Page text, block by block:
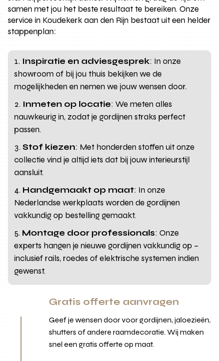
samen met jou het beste resultaat te bereiken. Onze
service in Koudekerk aan den Rijn bestaat uit een helder
stappenplan:
Inspiratie en adviesgesprek: In onze
showroom of bij jou thuis bekijken we de
mogelijkheden en nemen we jouw wensen door.
Inmeten op locatie: We meten alles
nauwkeurig in, zodat je gordijnen straks perfect
passen.
Stof kiezen: Met honderden stoffen uit onze
collectie vind je altijd iets dat bij jouw interieurstijl
aansluit.
Handgemaakt op maat: In onze
Nederlandse werkplaats worden de gordijnen
vakkundig op bestelling gemaakt.
Montage door professionals: Onze
experts hangen je nieuwe gordijnen vakkundig op –
inclusief rails, roedes of elektrische systemen indien
gewenst.
Gratis offerte aanvragen
Geef je wensen door voor gordijnen, jaloezieën,
shutters of andere raamdecoratie. Wij maken
snel een gratis offerte op maat.